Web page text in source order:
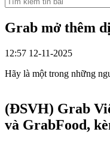
Grab mở thêm
12:57 12-11-2025
Hãy là một trong những
(ĐSVH) Grab
và GrabFood,